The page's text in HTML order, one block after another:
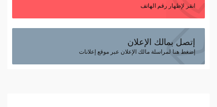
انقر لإظهار رقم الهاتف
إتصل بمالك الإعلان
إضغط هنا لمراسلة مالك الإعلان عبر موقع إعلانات